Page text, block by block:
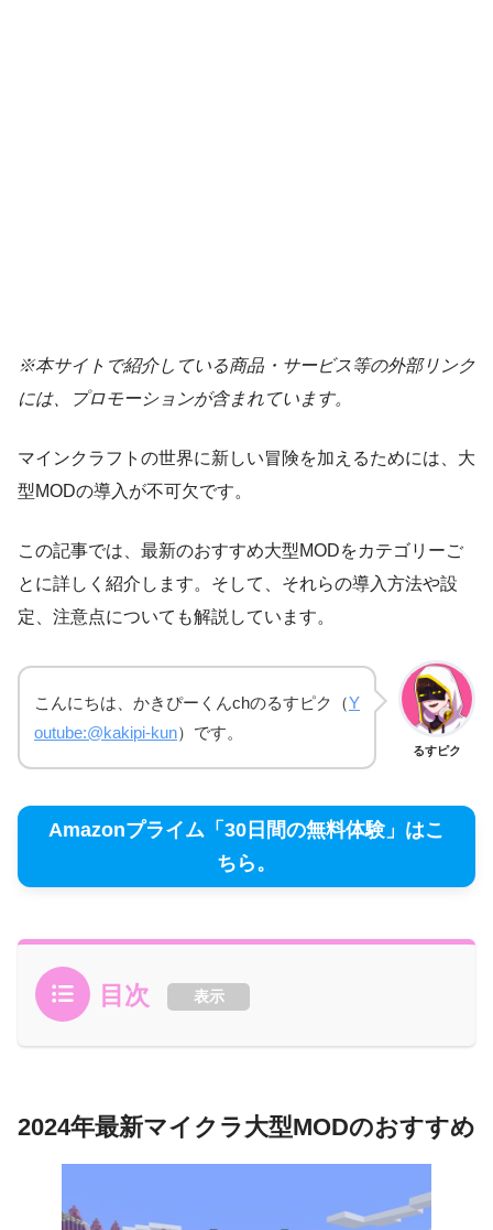
※本サイトで紹介している商品・サービス等の外部リンク
には、プロモーションが含まれています。
マインクラフトの世界に新しい冒険を加えるためには、大
型MODの導入が不可欠です。
この記事では、最新のおすすめ大型MODをカテゴリーご
とに詳しく紹介します。そして、それらの導入方法や設
定、注意点についても解説しています。
るすピク
こんにちは、かきぴーくんchのるすピク（Y
outube:@kakipi-kun）です。
Amazonプライム「30日間の無料体験」はこ
ちら。
目次 表示
2024年最新マイクラ大型MODのおすすめ